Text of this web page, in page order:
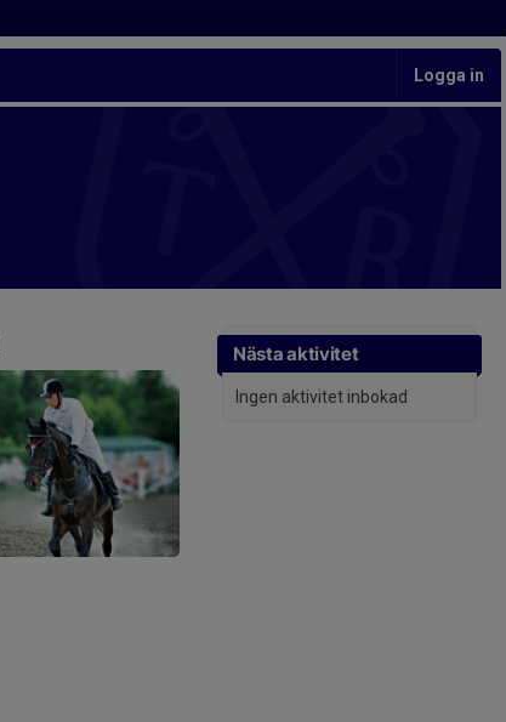
Logga in
Nästa aktivitet
Ingen aktivitet inbokad